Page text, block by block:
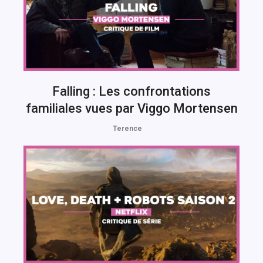
Falling : Les confrontations
familiales vues par Viggo Mortensen
Terence